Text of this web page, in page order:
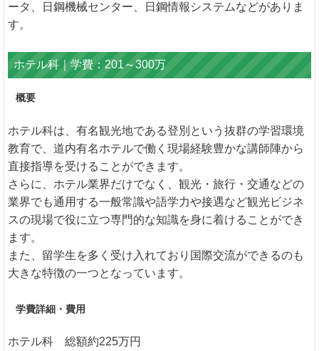
ータ、日鋼機械センター、日鋼情報システムなどがありま
す。
ホテル科｜学費：201～300万
概要
ホテル科は、有名観光地である登別という抜群の学習環境
教育で、道内有名ホテルで働く現場経験豊かな講師陣から
直接指導を受けることができます。
さらに、ホテル業界だけでなく、観光・旅行・交通などの
業界でも通用する一般常識や語学力や接遇など観光ビジネ
スの現場で役に立つ専門的な知識を身に着けることができ
ます。
また、留学生を多く受け入れており国際交流ができるのも
大きな特徴の一つとなっています。
学費詳細・費用
ホテル科 総額約225万円